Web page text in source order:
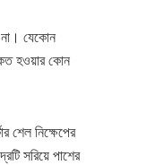
না। যেকোন
হওয়ার কোন
শেল নিক্ষেপের
সরিয়ে পাশের